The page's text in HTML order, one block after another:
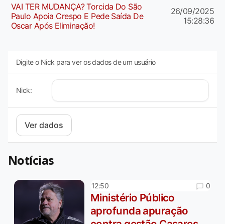
VAI TER MUDANÇA? Torcida Do São
Paulo Apoia Crespo E Pede Saída De
Oscar Após Eliminação!
26/09/2025
15:28:36
Digite o Nick para ver os dados de um usuário
Nick:
Notícias
12:50 0
Ministério Público
aprofunda apuração